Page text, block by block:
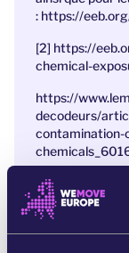
: https://
[2] https://
chemical-
https://
decodeurs/
contamination-
Des
l’Europe en
:https://